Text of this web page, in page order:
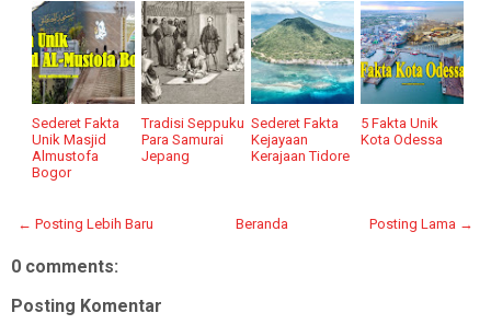
Sederet Fakta
Unik Masjid
Almustofa
Bogor
Tradisi Seppuku
Para Samurai
Jepang
Sederet Fakta
Kejayaan
Kerajaan Tidore
5 Fakta Unik
Kota Odessa
← Posting Lebih Baru Posting Lama →
Beranda
0 comments:
Posting Komentar